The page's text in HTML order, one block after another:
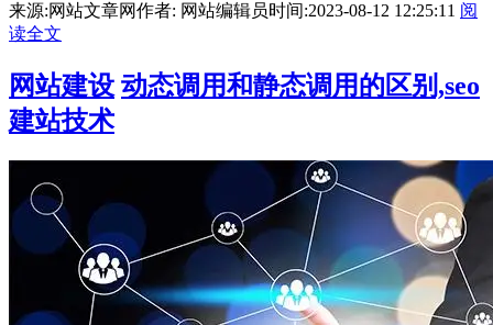
来源:网站文章网作者: 网站编辑员时间:2023-08-12 12:25:11 阅
读全文
网站建设 动态调用和静态调用的区别,seo
建站技术